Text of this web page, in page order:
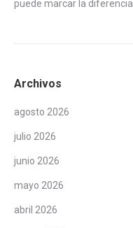
puede marcar la diferencia
Archivos
agosto 2026
julio 2026
junio 2026
mayo 2026
abril 2026